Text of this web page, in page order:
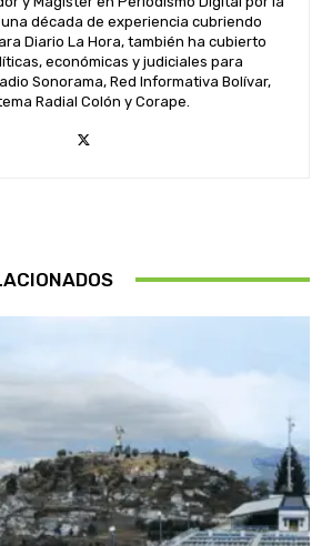
una década de experiencia cubriendo
Diario La Hora, también ha cubierto
económicas y judiciales para
Sonorama, Red Informativa Bolívar,
Radial Colón y Corape.